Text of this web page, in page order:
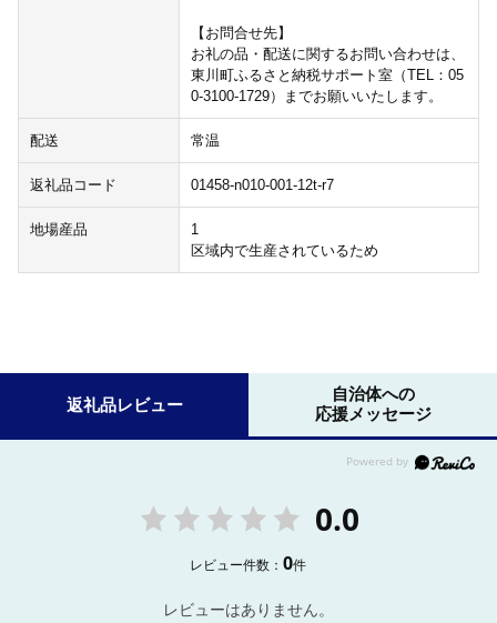
【お問合せ先】
お礼の品・配送に関するお問い合わせは、
東川町ふるさと納税サポート室（TEL：05
0-3100-1729）までお願いいたします。
配送 常温
返礼品コード 01458-n010-001-12t-r7
地場産品
1
区域内で生産されているため
返礼品レビュー
自治体への
応援メッセージ
0.0
レビュー件数：0件
レビューはありません。